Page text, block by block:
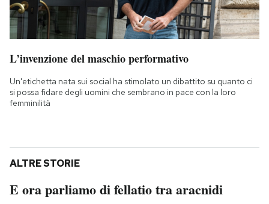
L’invenzione del maschio performativo
Un'etichetta nata sui social ha stimolato un dibattito su quanto ci
si possa fidare degli uomini che sembrano in pace con la loro
femminilità
ALTRE STORIE
E ora parliamo di fellatio tra aracnidi